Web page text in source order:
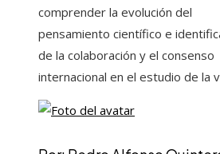
comprender la evolución del
pensamiento científico e
de la colaboración y el consenso
internacional en el estudio de la